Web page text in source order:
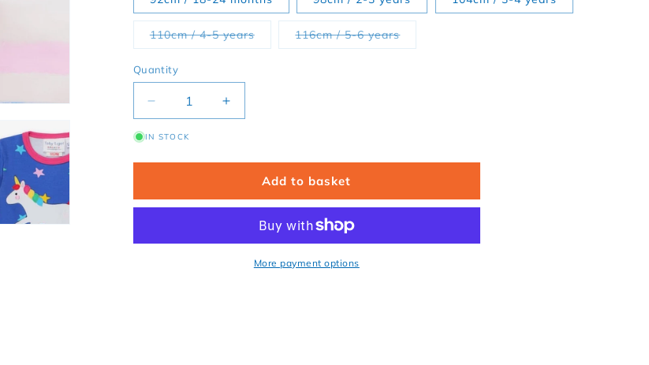
110cm / 4-5 yearsVariant sold out or unavailable
116cm / 5-6 yearsVariant sold out or unavailable
Quantity
Decrease quantity for Organic cotton children&#39;s long-sleeved shirt with
Increase quantity for Organic cotton children&#39;s long-sleeved
IN STOCK
Add to basket
More payment options